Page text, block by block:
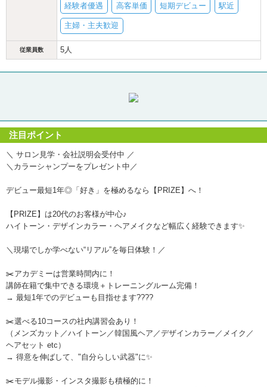
経験者優遇 高客単価 短期デビュー 駅近
主婦・主夫歓迎
従業員数 5人
注目ポイント
＼ サロン見学・会社説明会受付中 ／
＼カラーシャンプーをプレゼント中／
デビュー最短1年◎「好き」を極めるなら【PRIZE】へ！
【PRIZE】は20代のお客様が中心♪
ハイトーン・デザインカラー・ヘアメイクなど幅広く経験できます✨
＼現場でしか学べない“リアル”を毎日体験！／
✂️アカデミーは営業時間内に！
講師在籍で集中できる環境＋トレーニングルーム完備！
→ 最短1年でのデビューも目指せます????
✂️選べる10コースの社内講習会あり！
（メンズカット／ハイトーン／韓国風ヘア／デザインカラー／メイク／
ヘアセット etc）
→ 得意を伸ばして、"自分らしい武器"に✨
✂️モデル撮影・インスタ撮影も積極的に！